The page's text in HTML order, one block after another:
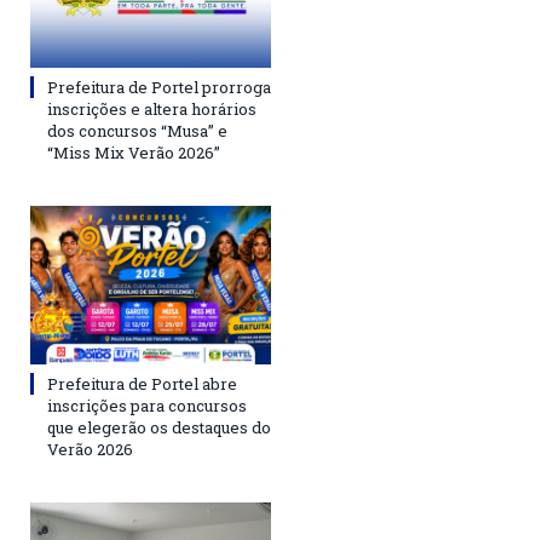
Prefeitura de Portel prorroga
inscrições e altera horários
dos concursos “Musa” e
“Miss Mix Verão 2026”
Prefeitura de Portel abre
inscrições para concursos
que elegerão os destaques do
Verão 2026